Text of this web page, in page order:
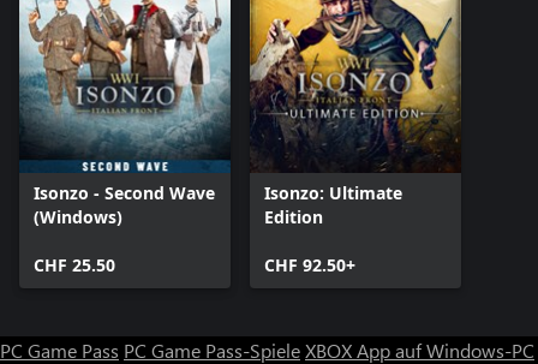
Isonzo - Second Wave
(Windows)
CHF 25.50
Isonzo: Ultimate
Edition
CHF 92.50+
PC Game Pass PC Game Pass-SpieleXBOX App auf Windows-PC